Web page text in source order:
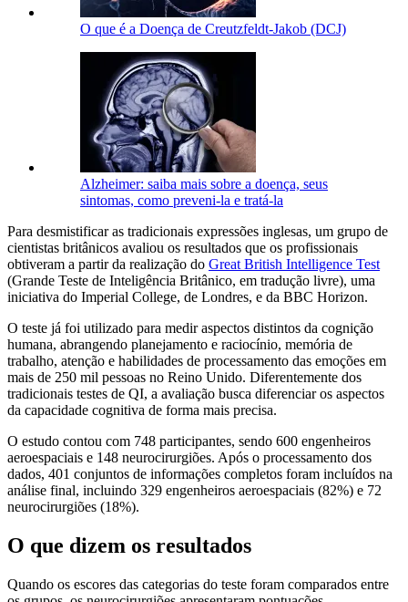
O que é a Doença de Creutzfeldt-Jakob (DCJ)
Alzheimer: saiba mais sobre a doença, seus
sintomas, como preveni-la e tratá-la
Para desmistificar as tradicionais expressões inglesas, um grupo de
cientistas britânicos avaliou os resultados que os profissionais
obtiveram a partir da realização do Great British Intelligence Test
(Grande Teste de Inteligência Britânico, em tradução livre), uma
iniciativa do Imperial College, de Londres, e da BBC Horizon.
O teste já foi utilizado para medir aspectos distintos da cognição
humana, abrangendo planejamento e raciocínio, memória de
trabalho, atenção e habilidades de processamento das emoções em
mais de 250 mil pessoas no Reino Unido. Diferentemente dos
tradicionais testes de QI, a avaliação busca diferenciar os aspectos
da capacidade cognitiva de forma mais precisa.
O estudo contou com 748 participantes, sendo 600 engenheiros
aeroespaciais e 148 neurocirurgiões. Após o processamento dos
dados, 401 conjuntos de informações completos foram incluídos na
análise final, incluindo 329 engenheiros aeroespaciais (82%) e 72
neurocirurgiões (18%).
O que dizem os resultados
Quando os escores das categorias do teste foram comparados entre